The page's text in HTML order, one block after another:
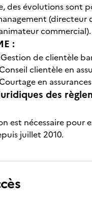
des évolutions sont
(directeur
commercial).
:
Gestion de clientèle
clientèle en
en assurances
des
est nécessaire pour
juillet 2010.